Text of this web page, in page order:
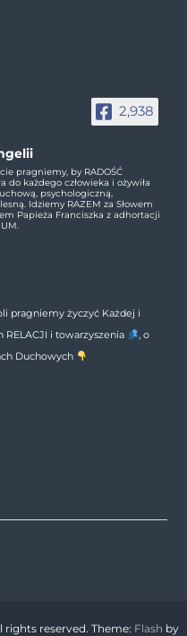
2,938
pragniemy, by RADOŚĆ
do każdego człowieka i ożywiła
psychologiczną,
Idziemy RAZEM za Słowem
Papieża Franciszka z adhortacji
pragniemy życzyć Każdej i
i towarzyszenia
, o
Duchowych
rights reserved. Theme: Flash by